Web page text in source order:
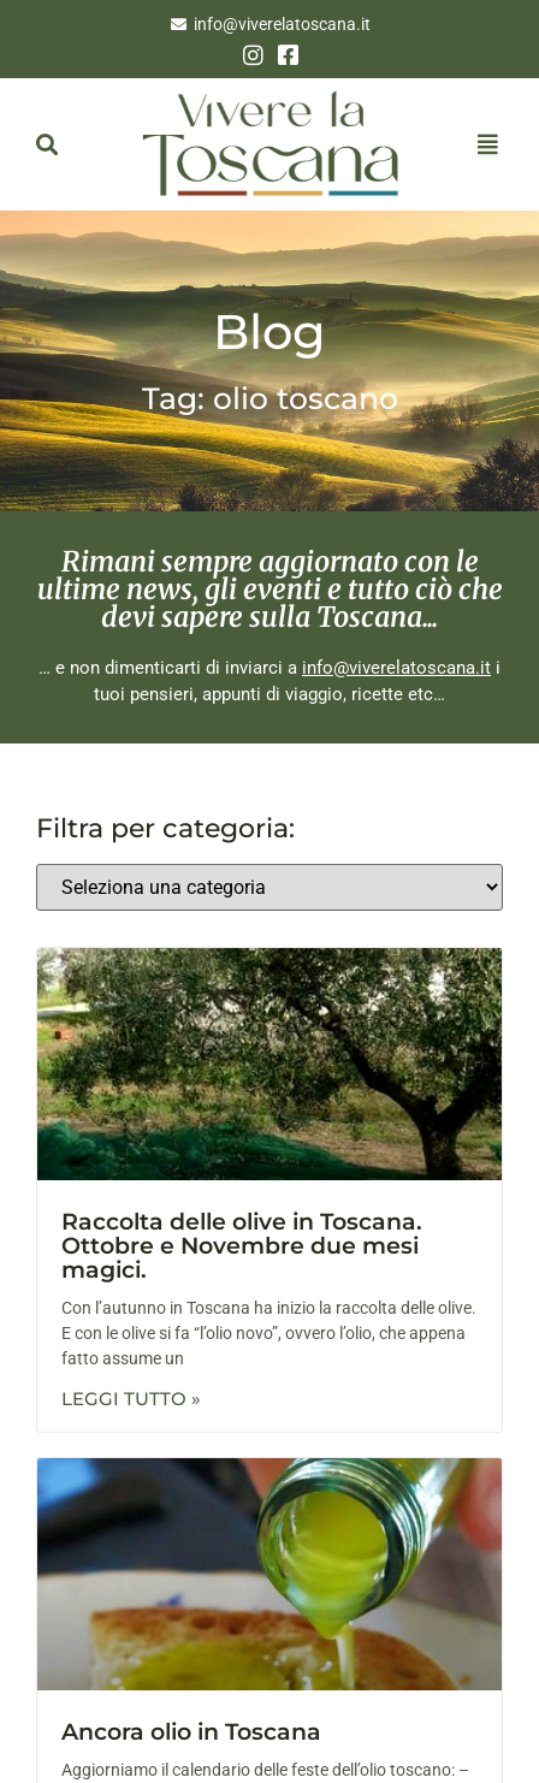
info@viverelatoscana.it
Blog
Tag: olio toscano
Rimani sempre aggiornato con le
ultime news, gli eventi e tutto ciò che
devi sapere sulla Toscana...
… e non dimenticarti di inviarci a info@viverelatoscana.it i
tuoi pensieri, appunti di viaggio, ricette etc…
Filtra per categoria:
Raccolta delle olive in Toscana.
Ottobre e Novembre due mesi
magici.
Con l’autunno in Toscana ha inizio la raccolta delle olive.
E con le olive si fa “l’olio novo”, ovvero l’olio, che appena
fatto assume un
LEGGI TUTTO »
Ancora olio in Toscana
Aggiorniamo il calendario delle feste dell’olio toscano: –